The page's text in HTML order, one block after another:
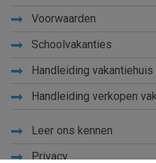
Voorwaarden
Schoolvakanties
Handleiding vakantiehuis
Handleiding verkopen
Leer ons kennen
Privacy